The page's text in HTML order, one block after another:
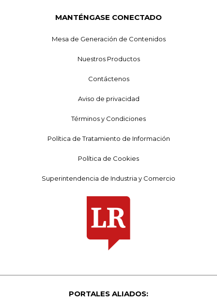
MANTÉNGASE CONECTADO
Mesa de Generación de Contenidos
Nuestros Productos
Contáctenos
Aviso de privacidad
Términos y Condiciones
Política de Tratamiento de Información
Política de Cookies
Superintendencia de Industria y Comercio
PORTALES ALIADOS: